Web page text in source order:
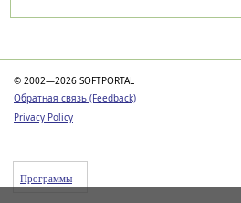
© 2002—2026 SOFTPORTAL
Обратная связь (Feedback)
Privacy Policy
Программы